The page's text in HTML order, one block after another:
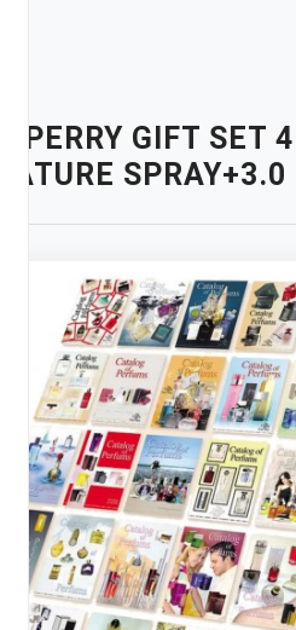
PERRY GIFT SET